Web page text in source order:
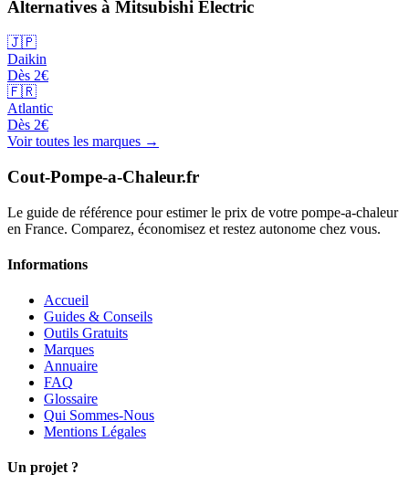
Alternatives à Mitsubishi Electric
🇯🇵
Daikin
Dès 2€
🇫🇷
Atlantic
Dès 2€
Voir toutes les marques →
Cout-Pompe-a-Chaleur.fr
Le guide de référence pour estimer le prix de votre pompe-a-chaleur
en France. Comparez, économisez et restez autonome chez vous.
Informations
Accueil
Guides & Conseils
Outils Gratuits
Marques
Annuaire
FAQ
Glossaire
Qui Sommes-Nous
Mentions Légales
Un projet ?